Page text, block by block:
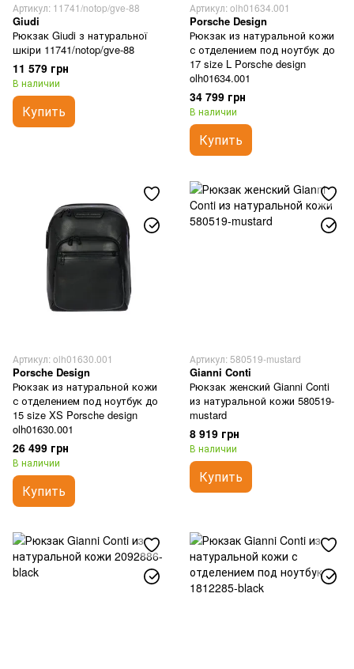
Артикул: 11741/notop/gve-88
Giudi
Рюкзак Giudi з натуральної
шкіри 11741/notop/gve-88
11 579 грн
В наличии
Купить
Артикул: olh01634.001
Porsche Design
Рюкзак из натуральной кожи
с отделением под ноутбук до
17 size L Porsche design
olh01634.001
34 799 грн
В наличии
Купить
Артикул: olh01630.001
Porsche Design
Рюкзак из натуральной кожи
с отделением под ноутбук до
15 size XS Porsche design
olh01630.001
26 499 грн
В наличии
Купить
Артикул: 580519-mustard
Gianni Conti
Рюкзак женский Gianni Conti
из натуральной кожи 580519-
mustard
8 919 грн
В наличии
Купить